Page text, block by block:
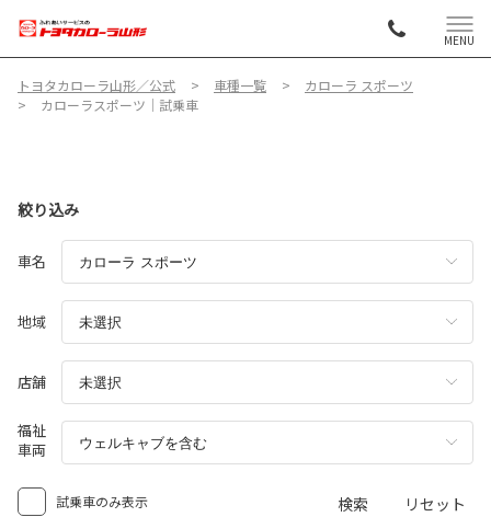
MENU
トヨタカローラ山形／公式 車種一覧
カローラ スポーツ
カローラスポーツ│試乗車
絞り込み
車名
地域
店舗
福祉
車両
試乗車のみ表示 検索 リセット